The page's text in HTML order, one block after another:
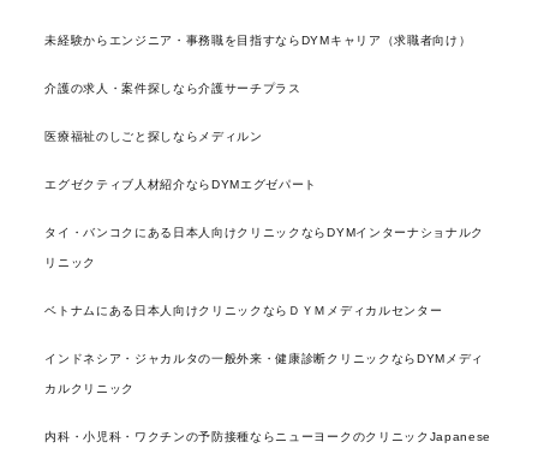
未経験からエンジニア・事務職を目指すならDYMキャリア（求職者向け）
介護の求人・案件探しなら介護サーチプラス
医療福祉のしごと探しならメディルン
エグゼクティブ人材紹介ならDYMエグゼパート
タイ・バンコクにある日本人向けクリニックならDYMインターナショナルク
リニック
ベトナムにある日本人向けクリニックならＤＹＭメディカルセンター
インドネシア・ジャカルタの一般外来・健康診断クリニックならDYMメディ
カルクリニック
内科・小児科・ワクチンの予防接種ならニューヨークのクリニックJapanese